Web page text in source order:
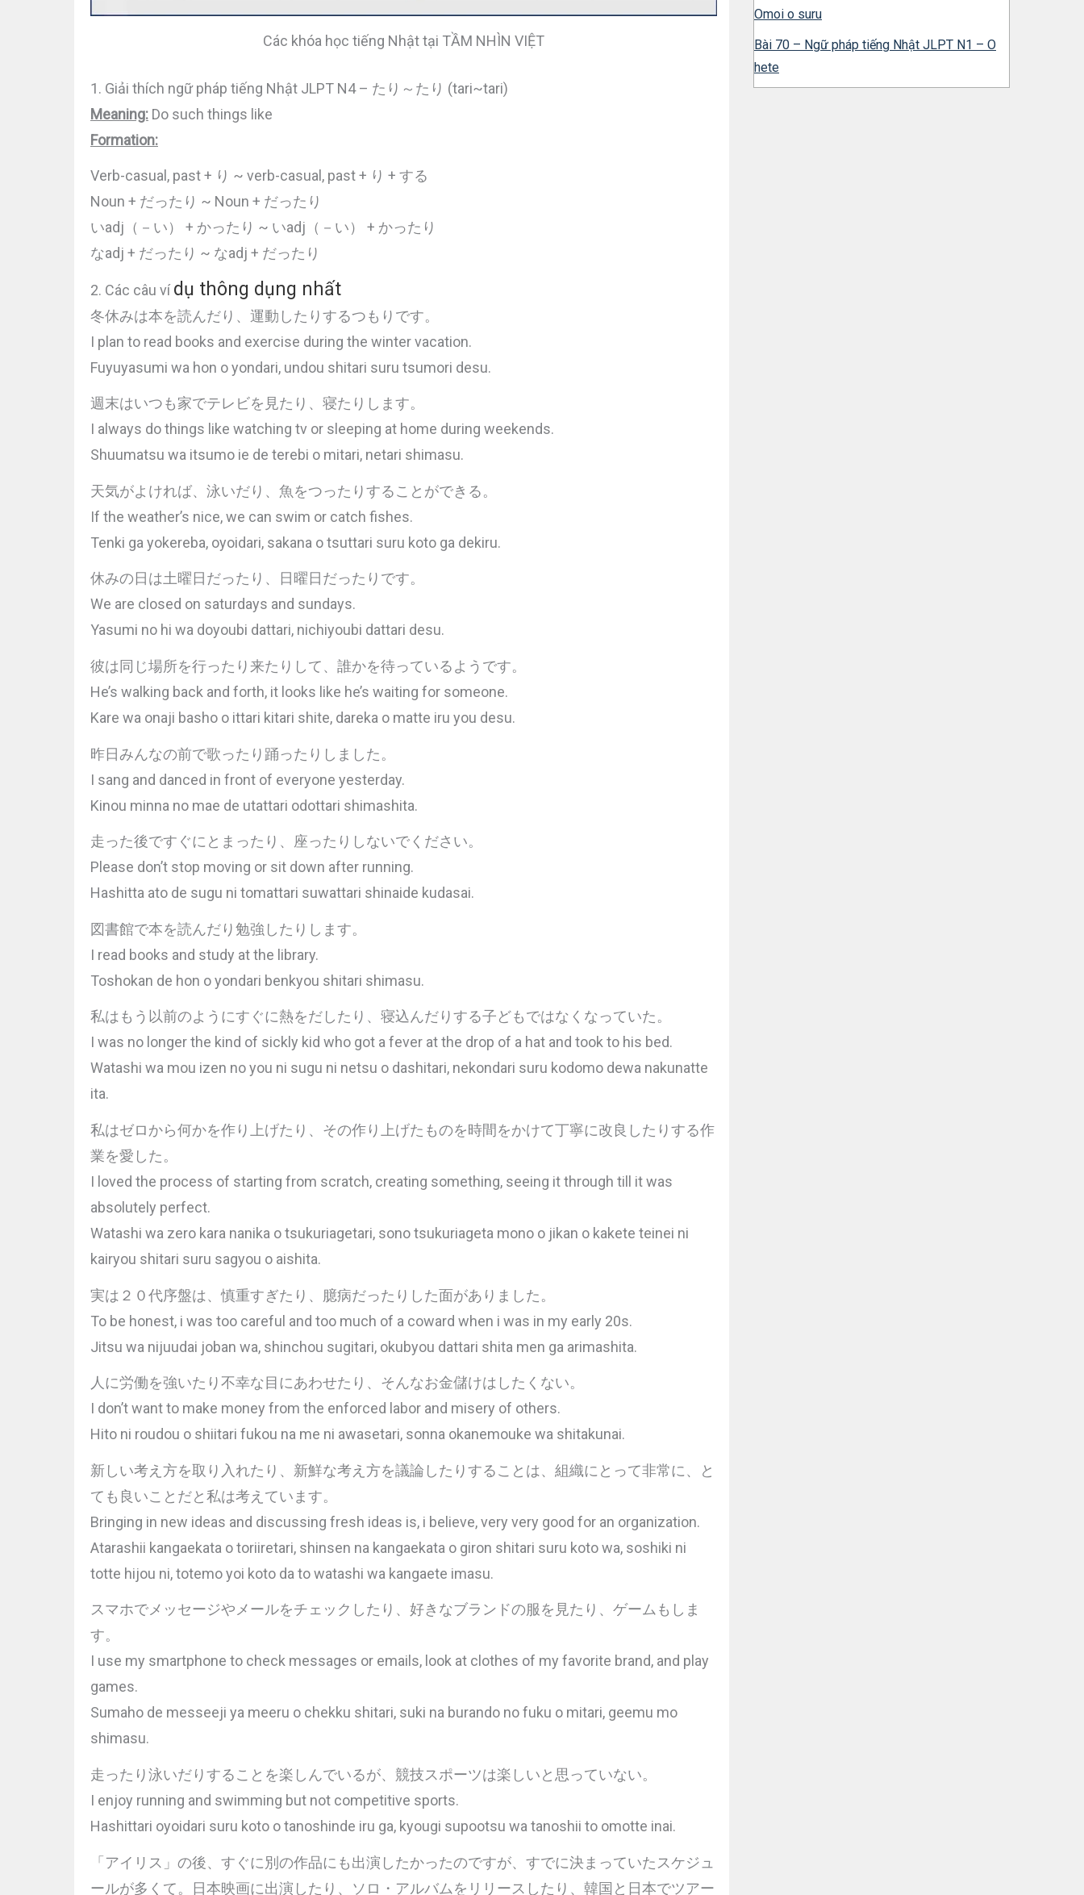
Các khóa học tiếng Nhật tại TẦM NHÌN VIỆT
1. Giải thích ngữ pháp tiếng Nhật JLPT N4 – たり～たり (tari~tari)
Meaning: Do such things like
Formation:
Verb-casual, past + り ~ verb-casual, past + り + する
Noun + だったり ~ Noun + だったり
いadj（－い） + かったり ~ いadj（－い） + かったり
なadj + だったり ~ なadj + だったり
2. Các câu vídụ thông dụng nhất
冬休みは本を読んだり、運動したりするつもりです。
I plan to read books and exercise during the winter vacation.
Fuyuyasumi wa hon o yondari, undou shitari suru tsumori desu.
週末はいつも家でテレビを見たり、寝たりします。
I always do things like watching tv or sleeping at home during weekends.
Shuumatsu wa itsumo ie de terebi o mitari, netari shimasu.
天気がよければ、泳いだり、魚をつったりすることができる。
If the weather’s nice, we can swim or catch fishes.
Tenki ga yokereba, oyoidari, sakana o tsuttari suru koto ga dekiru.
休みの日は土曜日だったり、日曜日だったりです。
We are closed on saturdays and sundays.
Yasumi no hi wa doyoubi dattari, nichiyoubi dattari desu.
彼は同じ場所を行ったり来たりして、誰かを待っているようです。
He’s walking back and forth, it looks like he’s waiting for someone.
Kare wa onaji basho o ittari kitari shite, dareka o matte iru you desu.
昨日みんなの前で歌ったり踊ったりしました。
I sang and danced in front of everyone yesterday.
Kinou minna no mae de utattari odottari shimashita.
走った後ですぐにとまったり、座ったりしないでください。
Please don’t stop moving or sit down after running.
Hashitta ato de sugu ni tomattari suwattari shinaide kudasai.
図書館で本を読んだり勉強したりします。
I read books and study at the library.
Toshokan de hon o yondari benkyou shitari shimasu.
私はもう以前のようにすぐに熱をだしたり、寝込んだりする子どもではなくなっていた。
I was no longer the kind of sickly kid who got a fever at the drop of a hat and took to his bed.
Watashi wa mou izen no you ni sugu ni netsu o dashitari, nekondari suru kodomo dewa nakunatte
ita.
私はゼロから何かを作り上げたり、その作り上げたものを時間をかけて丁寧に改良したりする作
業を愛した。
I loved the process of starting from scratch, creating something, seeing it through till it was
absolutely perfect.
Watashi wa zero kara nanika o tsukuriagetari, sono tsukuriageta mono o jikan o kakete teinei ni
kairyou shitari suru sagyou o aishita.
実は２０代序盤は、慎重すぎたり、臆病だったりした面がありました。
To be honest, i was too careful and too much of a coward when i was in my early 20s.
Jitsu wa nijuudai joban wa, shinchou sugitari, okubyou dattari shita men ga arimashita.
人に労働を強いたり不幸な目にあわせたり、そんなお金儲けはしたくない。
I don’t want to make money from the enforced labor and misery of others.
Hito ni roudou o shiitari fukou na me ni awasetari, sonna okanemouke wa shitakunai.
新しい考え方を取り入れたり、新鮮な考え方を議論したりすることは、組織にとって非常に、と
ても良いことだと私は考えています。
Bringing in new ideas and discussing fresh ideas is, i believe, very very good for an organization.
Atarashii kangaekata o toriiretari, shinsen na kangaekata o giron shitari suru koto wa, soshiki ni
totte hijou ni, totemo yoi koto da to watashi wa kangaete imasu.
スマホでメッセージやメールをチェックしたり、好きなブランドの服を見たり、ゲームもしま
す。
I use my smartphone to check messages or emails, look at clothes of my favorite brand, and play
games.
Sumaho de messeeji ya meeru o chekku shitari, suki na burando no fuku o mitari, geemu mo
shimasu.
走ったり泳いだりすることを楽しんでいるが、競技スポーツは楽しいと思っていない。
I enjoy running and swimming but not competitive sports.
Hashittari oyoidari suru koto o tanoshinde iru ga, kyougi supootsu wa tanoshii to omotte inai.
「アイリス」の後、すぐに別の作品にも出演したかったのですが、すでに決まっていたスケジュ
ールが多くて。日本映画に出演したり、ソロ・アルバムをリリースしたり、韓国と日本でツアー
Omoi o suru
Bài 70 – Ngữ pháp tiếng Nhật JLPT N1 – O
hete